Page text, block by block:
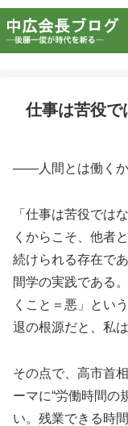
仕事は苦役で
――人間とは働く
「仕事は苦役では
くからこそ、他者
続けられる存在で
間学の実践である
くこと＝悪」とい
退の根源だと、私は
その点で、高市首
ーマに“労働時間の
い。残業できる時